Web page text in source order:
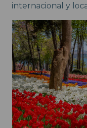
internacional y